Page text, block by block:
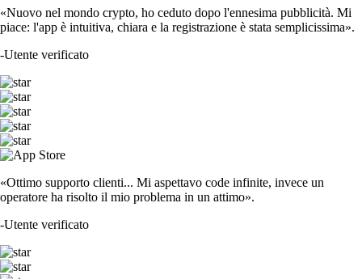
«Nuovo nel mondo crypto, ho ceduto dopo l'ennesima pubblicità. Mi
piace: l'app è intuitiva, chiara e la registrazione è stata semplicissima».
-Utente verificato
«Ottimo supporto clienti... Mi aspettavo code infinite, invece un
operatore ha risolto il mio problema in un attimo».
-Utente verificato